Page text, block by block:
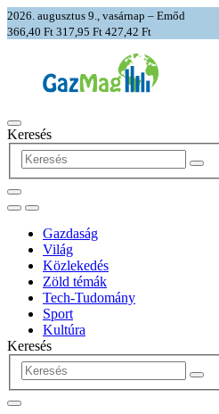
2026. augusztus 9., vasárnap – Emőd
366,40 Ft 317,95 Ft 427,42 Ft
Keresés
Gazdaság
Világ
Közlekedés
Zöld témák
Tech-Tudomány
Sport
Kultúra
Keresés